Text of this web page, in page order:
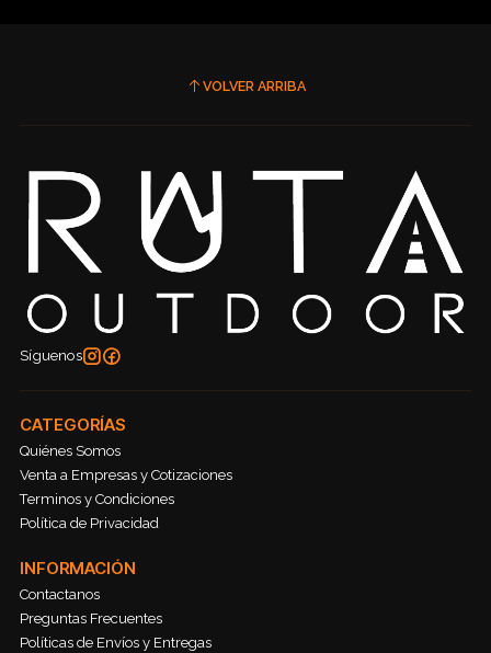
VOLVER ARRIBA
Síguenos
CATEGORÍAS
Quiénes Somos
Venta a Empresas y Cotizaciones
Terminos y Condiciones
Política de Privacidad
INFORMACIÓN
Contactanos
Preguntas Frecuentes
Políticas de Envíos y Entregas